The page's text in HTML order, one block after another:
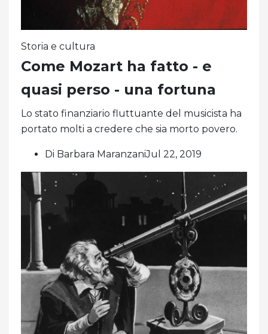
Storia e cultura
Come Mozart ha fatto - e
quasi perso - una fortuna
Lo stato finanziario fluttuante del musicista ha
portato molti a credere che sia morto povero.
Di Barbara MaranzaniJul 22, 2019